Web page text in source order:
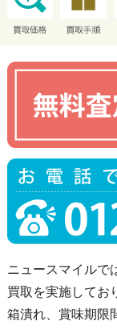
アイテム番号
ニュースマイルで
買取を実施してお
箱潰れ、賞味期限